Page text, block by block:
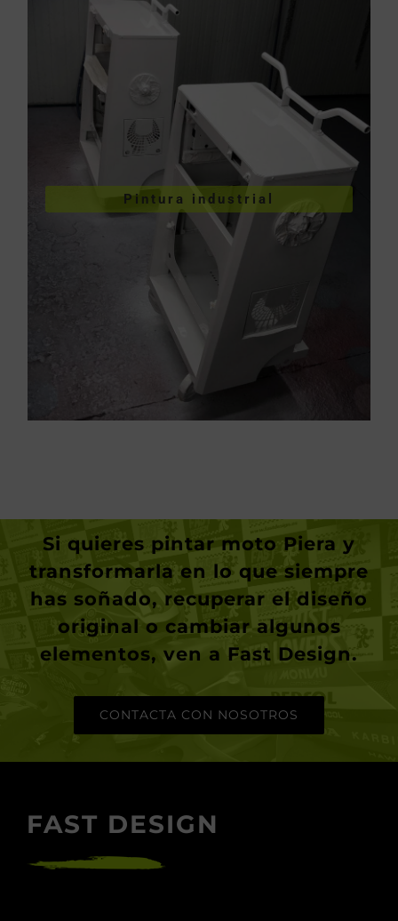
Pintura industrial
Pintura de piezas
industriales
VER PINTURA INDUSTRIAL
Si quieres pintar moto Piera y
transformarla en lo que siempre
has soñado, recuperar el diseño
original o cambiar algunos
elementos, ven a Fast Design.
CONTACTA CON NOSOTROS
FAST DESIGN